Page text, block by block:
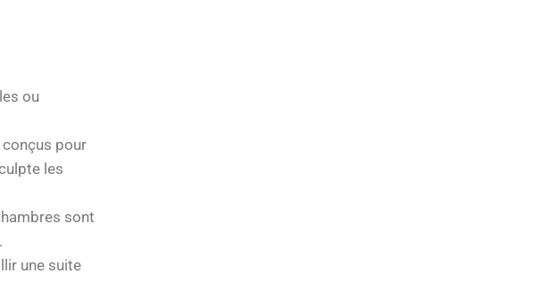
ou
pour
les
sont
une suite